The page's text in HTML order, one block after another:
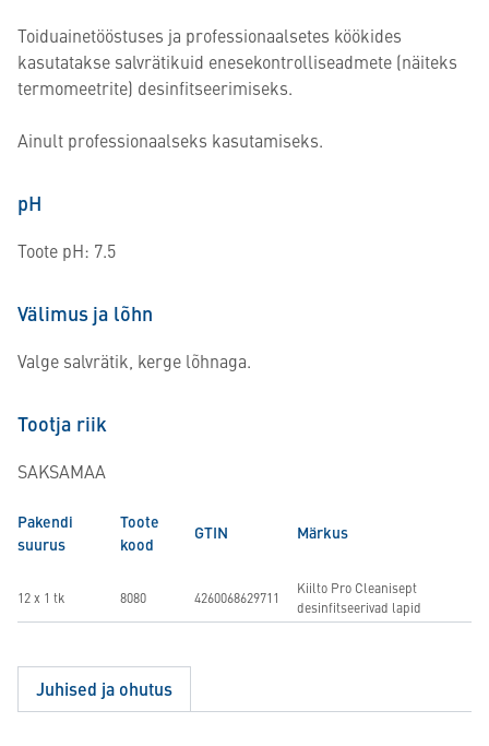
Toiduainetööstuses ja professionaalsetes köökides
kasutatakse salvrätikuid enesekontrolliseadmete (näiteks
termomeetrite) desinfitseerimiseks.
Ainult professionaalseks kasutamiseks.
pH
Toote pH: 7.5
Välimus ja lõhn
Valge salvrätik, kerge lõhnaga.
Tootja riik
SAKSAMAA
Pakendi
suurus
Toote
kood
GTIN Märkus
12 x 1 tk 8080 4260068629711
Kiilto Pro Cleanisept
desinfitseerivad lapid
Juhised ja ohutus